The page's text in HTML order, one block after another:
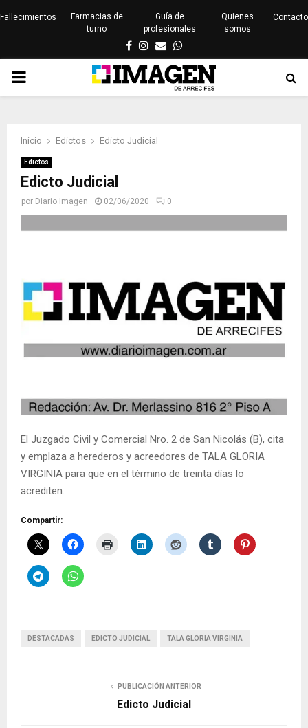
Fallecimientos
Farmacias de
turno
Guía de
profesionales
Quienes
somos
Contacto
Facebook
Instagram
EmailWhatsapp
PRIMARY
Inicio Edictos Edicto Judicial
Edictos
Edicto Judicial
por Diario Imagen 02/06/2020 0
El Juzgado Civil y Comercial Nro. 2 de San Nicolás (B), cita
y emplaza a herederos y acreedores de TALA GLORIA
VIRGINIA para que en el término de treinta días lo
acrediten.
Compartir:
DESTACADAS EDICTO JUDICIAL TALA GLORIA VIRGINIA
PUBLICACIÓN ANTERIOR
Edicto Judicial